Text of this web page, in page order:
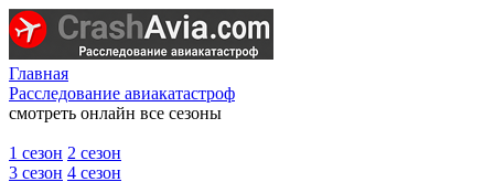
Главная
Расследование авиакатастроф
смотреть онлайн все сезоны
1 сезон 2 сезон
3 сезон 4 сезон